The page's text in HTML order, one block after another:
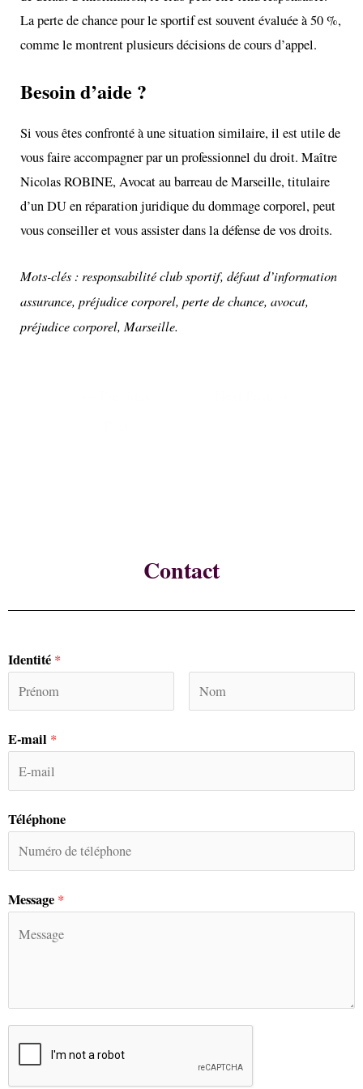
La perte de chance pour le sportif est souvent évaluée à 50 %,
comme le montrent plusieurs décisions de cours d’appel.
Besoin d’aide ?
Si vous êtes confronté à une situation similaire, il est utile de
vous faire accompagner par un professionnel du droit. Maître
Nicolas ROBINE, Avocat au barreau de Marseille, titulaire
d’un DU en réparation juridique du dommage corporel, peut
vous conseiller et vous assister dans la défense de vos droits.
Mots-clés : responsabilité club sportif, défaut d’information
assurance, préjudice corporel, perte de chance, avocat,
préjudice corporel, Marseille.
Contact
Identité *
E-mail *
Téléphone
Message *